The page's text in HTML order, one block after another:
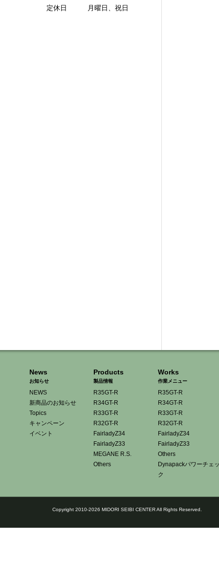
定休日 月曜日、祝日
News
お知らせ
NEWS
新商品のお知らせ
Topics
キャンペーン
イベント
Products
製品情報
R35GT-R
R34GT-R
R33GT-R
R32GT-R
FairladyZ34
FairladyZ33
MEGANE R.S.
Others
Works
作業メニュー
R35GT-R
R34GT-R
R33GT-R
R32GT-R
FairladyZ34
FairladyZ33
Others
Dynapackパワーチェ
ク
Copyright 2010-2026 MIDORI SEIBI CENTER All Rights Reserved.